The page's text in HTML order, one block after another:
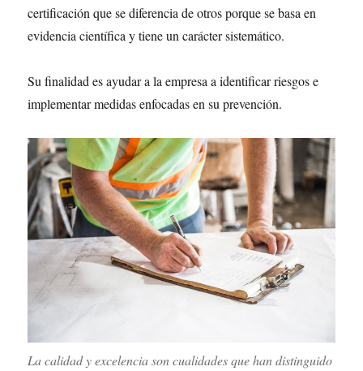
certificación que se diferencia de otros porque se basa en
evidencia científica y tiene un carácter sistemático.
Su finalidad es ayudar a la empresa a identificar riesgos e
implementar medidas enfocadas en su prevención.
La calidad y excelencia son cualidades que han distinguido